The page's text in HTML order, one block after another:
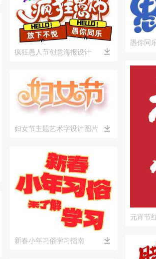
疯狂愚人节创意海报设计
妇女节主题艺术字设计图片
新春小年习俗学习指南
愚你同
元宵节